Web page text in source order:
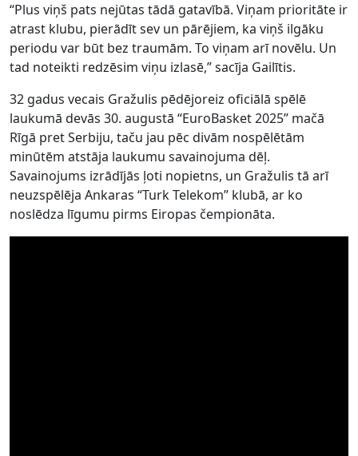
“Plus viņš pats nejūtas tādā gatavībā. Viņam prioritāte ir
atrast klubu, pierādīt sev un pārējiem, ka viņš ilgāku
periodu var būt bez traumām. To viņam arī novēlu. Un
tad noteikti redzēsim viņu izlasē,” sacīja Gailītis.
32 gadus vecais Gražulis pēdējoreiz oficiālā spēlē
laukumā devās 30. augustā “EuroBasket 2025” mačā
Rīgā pret Serbiju, taču jau pēc divām nospēlētām
minūtēm atstāja laukumu savainojuma dēļ.
Savainojums izrādījās ļoti nopietns, un Gražulis tā arī
neuzspēlēja Ankaras “Turk Telekom” klubā, ar ko
noslēdza līgumu pirms Eiropas čempionāta.